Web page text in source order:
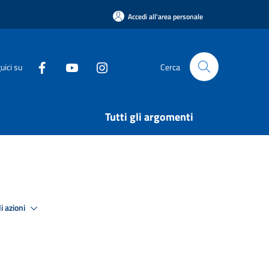
Accedi all'area personale
su Cerca
Tutti gli argomenti
azioni